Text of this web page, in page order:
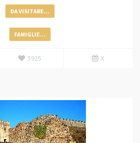
DA VISITARE...
FAMIGLIE...
5925 X